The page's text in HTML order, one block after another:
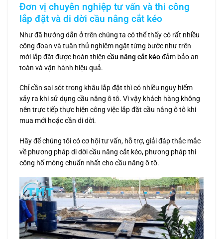
Đơn vị chuyên nghiệp tư vấn và thi công
lắp đặt và di dời cầu nâng cắt kéo
Như đã hướng dẫn ở trên chúng ta có thể thấy có rất nhiều
công đoạn và tuân thủ nghiêm ngặt từng bước như trên
mới lắp đặt được hoàn thiện cầu nâng cắt kéođảm bảo an
toàn và vận hành hiệu quả.
Chỉ cần sai sót trong khâu lắp đặt thì có nhiều nguy hiểm
xảy ra khi sử dụng cầu nâng ô tô. Vì vậy khách hàng không
nên trực tiếp thực hiện công việc lắp đặt cầu nâng ô tô khi
mua mới hoặc cần di dời.
Hãy để chúng tôi có cơ hội tư vấn, hỗ trợ, giải đáp thắc mắc
về phương pháp di dời cầu nâng cắt kéo, phương pháp thi
công hố móng chuẩn nhất cho cầu nâng ô tô.